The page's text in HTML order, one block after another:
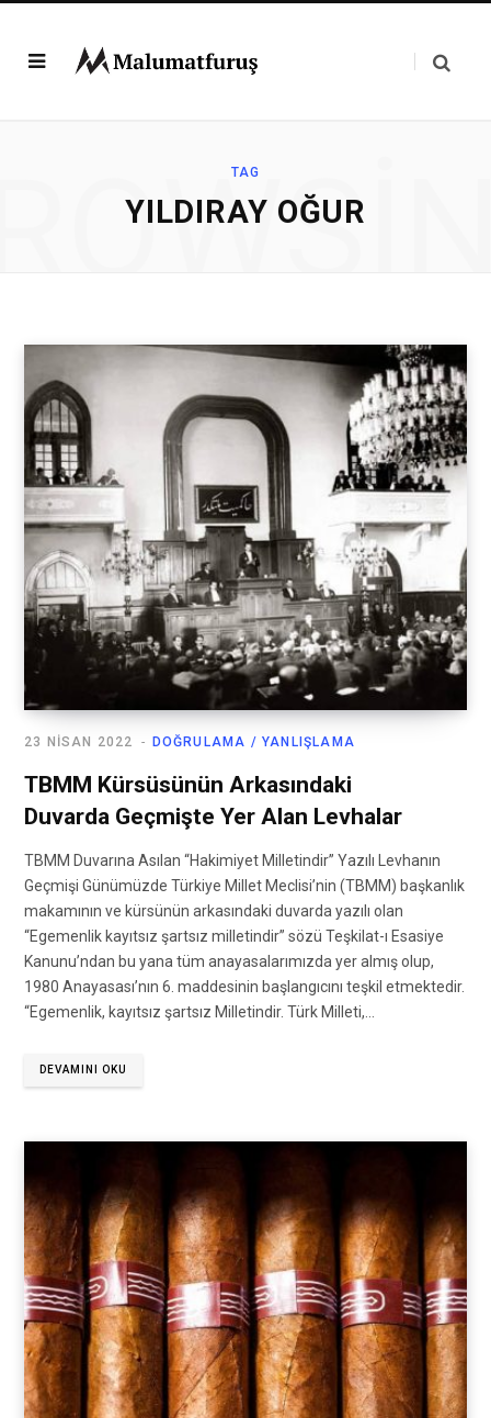
TAG
YILDIRAY OĞUR
DOĞRULAMA / YANLIŞLAMA
23 NISAN 2022
TBMM Kürsüsünün Arkasındaki
Duvarda Geçmişte Yer Alan Levhalar
TBMM Duvarına Asılan “Hakimiyet Milletindir” Yazılı Levhanın
Geçmişi Günümüzde Türkiye Millet Meclisi’nin (TBMM) başkanlık
makamının ve kürsünün arkasındaki duvarda yazılı olan
“Egemenlik kayıtsız şartsız milletindir” sözü Teşkilat-ı Esasiye
Kanunu’ndan bu yana tüm anayasalarımızda yer almış olup,
1980 Anayasası’nın 6. maddesinin başlangıcını teşkil etmektedir.
“Egemenlik, kayıtsız şartsız Milletindir. Türk Milleti,…
DEVAMINI OKU